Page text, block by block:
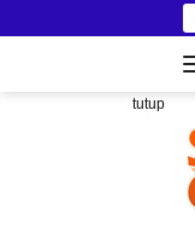
ke
tutup